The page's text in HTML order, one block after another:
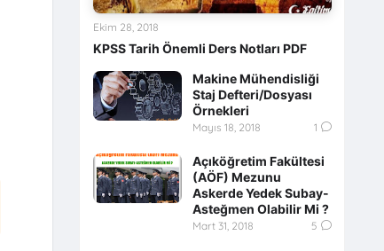
KPSS Tarih Önemli Ders Notları PDF
Ekim 28, 2018
Makine Mühendisliği
Staj Defteri/Dosyası
Örnekleri
Mayıs 18, 2018 1
Açıköğretim Fakültesi
(AÖF) Mezunu
Askerde Yedek Subay-
Asteğmen Olabilir Mi ?
Mart 31, 2018 5